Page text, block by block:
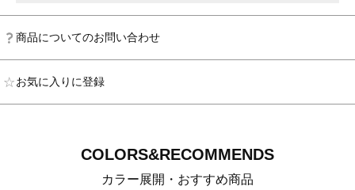
商品についてのお問い合わせ
お気に入りに登録
COLORS&RECOMMENDS
カラー展開・おすすめ商品